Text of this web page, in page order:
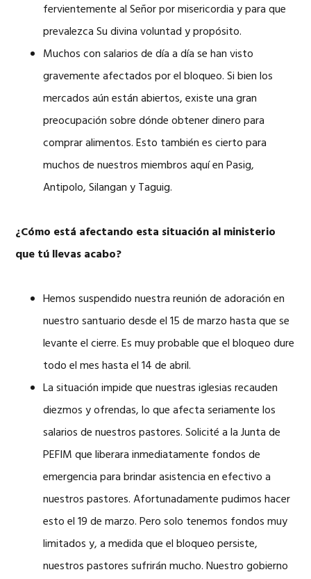
fervientemente al Señor por misericordia y para que
prevalezca Su divina voluntad y propósito.
Muchos con salarios de día a día se han visto
gravemente afectados por el bloqueo. Si bien los
mercados aún están abiertos, existe una gran
preocupación sobre dónde obtener dinero para
comprar alimentos. Esto también es cierto para
muchos de nuestros miembros aquí en Pasig,
Antipolo, Silangan y Taguig.
¿Cómo está afectando esta situación al ministerio
que tú llevas acabo?
Hemos suspendido nuestra reunión de adoración en
nuestro santuario desde el 15 de marzo hasta que se
levante el cierre. Es muy probable que el bloqueo dure
todo el mes hasta el 14 de abril.
La situación impide que nuestras iglesias recauden
diezmos y ofrendas, lo que afecta seriamente los
salarios de nuestros pastores. Solicité a la Junta de
PEFIM que liberara inmediatamente fondos de
emergencia para brindar asistencia en efectivo a
nuestros pastores. Afortunadamente pudimos hacer
esto el 19 de marzo. Pero solo tenemos fondos muy
limitados y, a medida que el bloqueo persiste,
nuestros pastores sufrirán mucho. Nuestro gobierno